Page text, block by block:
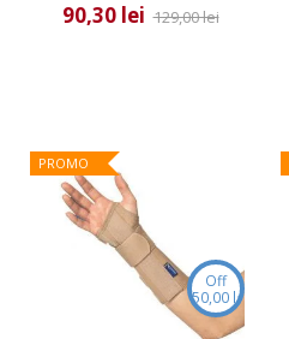
90,30 lei 129,00 lei
PROMO
Off
50,00 lei